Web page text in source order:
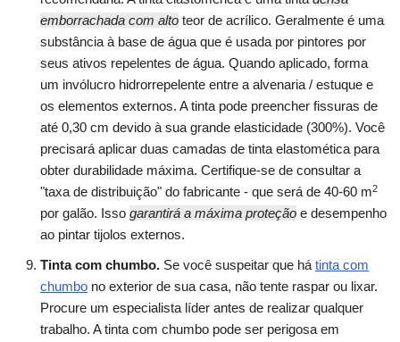
emborrachada com alto teor de acrílico. Geralmente é uma
substância à base de água que é usada por pintores por
seus ativos repelentes de água. Quando aplicado, forma
um invólucro hidrorrepelente entre a alvenaria / estuque e
os elementos externos. A tinta pode preencher fissuras de
até 0,30 cm devido à sua grande elasticidade (300%). Você
precisará aplicar duas camadas de tinta elastomética para
obter durabilidade máxima. Certifique-se de consultar a
"taxa de distribuição" do fabricante - que será de 40-60 m2
por galão. Isso garantirá a máxima proteção e desempenho
ao pintar tijolos externos.
Tinta com chumbo. Se você suspeitar que hátinta com
chumbo no exterior de sua casa, não tente raspar ou lixar.
Procure um especialista líder antes de realizar qualquer
trabalho. A tinta com chumbo pode ser perigosa em